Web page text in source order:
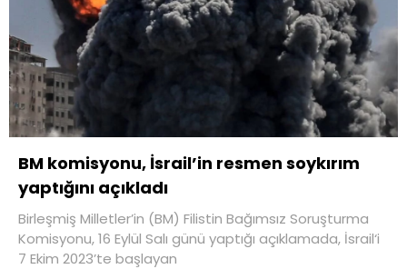
BM komisyonu, İsrail’in resmen soykırım
yaptığını açıkladı
Birleşmiş Milletler’in (BM) Filistin Bağımsız Soruşturma
Komisyonu, 16 Eylül Salı günü yaptığı açıklamada, İsrail‘i
7 Ekim 2023’te başlayan